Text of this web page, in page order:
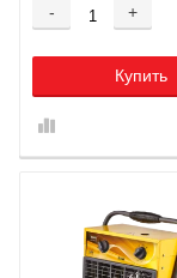
- +
Купить